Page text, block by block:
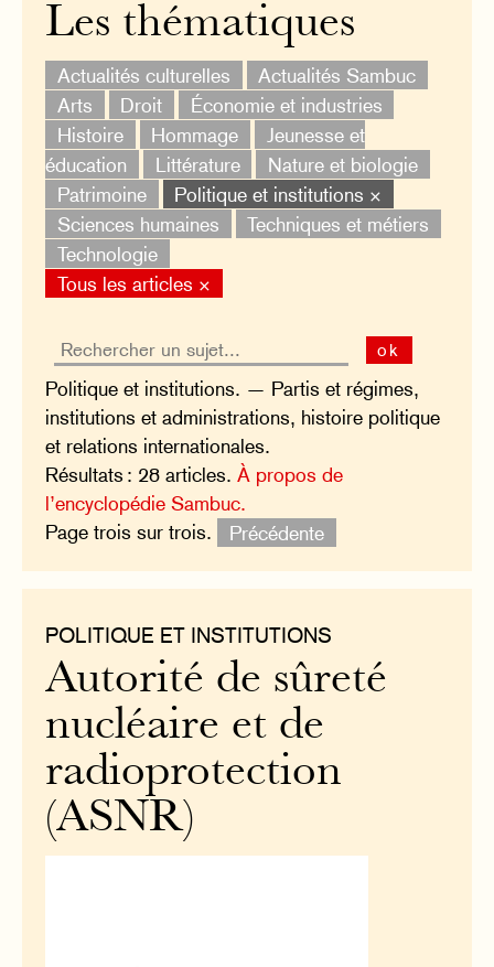
Les thématiques
Actualités culturelles
Actualités Sambuc
Arts
Droit
Économie et industries
Histoire
Hommage
Jeunesse et
éducation
Littérature
Nature et biologie
Patrimoine
Politique et institutions ×
Sciences humaines
Techniques et métiers
Technologie
Tous les articles ×
ok
Politique et institutions. — Partis et régimes,
institutions et administrations, histoire politique
et relations internationales.
Résultats : 28 articles.À propos de
l’encyclopédie Sambuc.
Page trois sur trois.
Précédente
POLITIQUE ET INSTITUTIONS
Autorité de sûreté
nucléaire et de
radioprotection
(ASNR)